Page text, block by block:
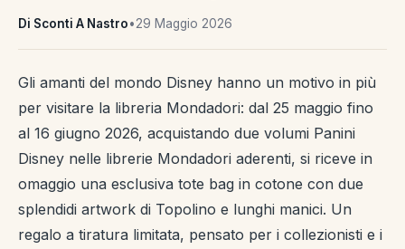
Di Sconti A Nastro•29 Maggio 2026
Gli amanti del mondo Disney hanno un motivo in più
per visitare la libreria Mondadori: dal 25 maggio fino
al 16 giugno 2026, acquistando due volumi Panini
Disney nelle librerie Mondadori aderenti, si riceve in
omaggio una esclusiva tote bag in cotone con due
splendidi artwork di Topolino e lunghi manici. Un
regalo a tiratura limitata, pensato per i collezionisti e i